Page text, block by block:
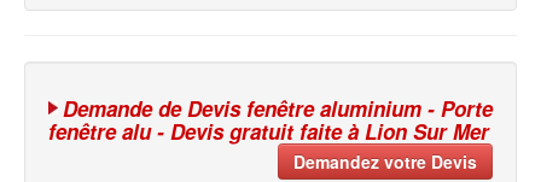
Demande de Devis fenêtre aluminium - Porte
fenêtre alu - Devis gratuit faite à Lion Sur Mer
Demandez votre Devis